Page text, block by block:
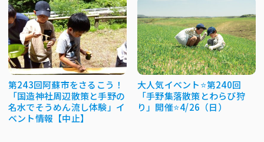
第243回阿蘇市をさるこう！
「国造神社周辺散策と手野の
名水でそうめん流し体験」イ
ベント情報【中止】
大人気イベント⭐第240回
「手野集落散策とわらび狩
り」開催⭐4/26（日）